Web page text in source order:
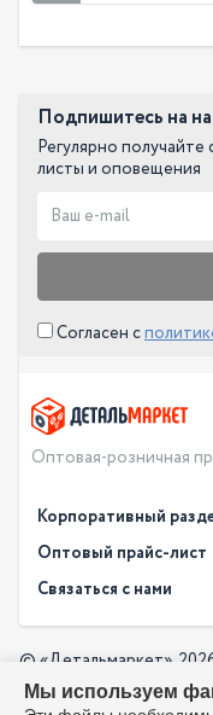
Подпишитесь на
Регулярно получайте
листы и оповещения
Согласен с
Оптовая-розничная
Корпоративный
Новости
О компании
Доставка
Оптовый прайс-лист
Оплата
Производители
Оптовый прайс-лист
Связаться с нами
© «Детальмаркет»,
Разработка:
Мы используем